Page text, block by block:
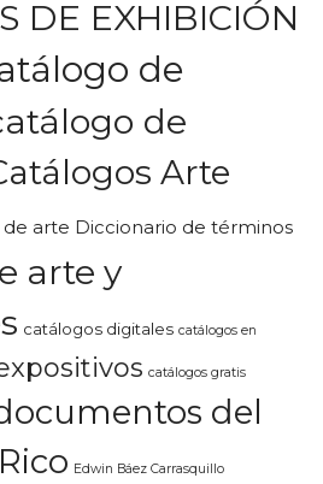
DE EXHIBICIÓN
de
de
Arte
de arte Diccionario de términos
arte y
catálogos digitales catálogos en
catálogos gratis
del
Edwin Báez Carrasquillo